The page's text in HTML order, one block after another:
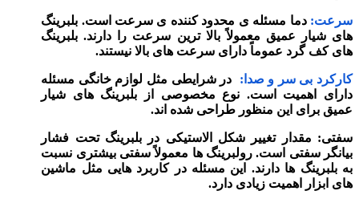
سرعت: دما مسئله ی محدود کننده ی سرعت است. بلبرینگ‌
های شیار عمیق معمولاً بالا ترین سرعت را دارند. بلبرینگ
های کف گرد عموماً دارای سرعت‌ های بالا نیستند.
کارکرد بی‌ سر و صدا: در شرایطی مثل لوازم‌ خانگی مسئله
دارای اهمیت است. نوع مخصوصی از بلبرینگ‌ های شیار
عمیق برای این منظور طراحی شده‌ اند.
سفتی: مقدار تغییر شکل الاستیکی در بلبرینگ تحت فشار
بیانگر سفتی است. رولبرینگ ها معمولاً سفتی بیشتری نسبت‌
به بلبرینگ ها دارند. این مسئله در کاربرد هایی مثل ماشین‌
های ابزار اهمیت زیادی دارد.